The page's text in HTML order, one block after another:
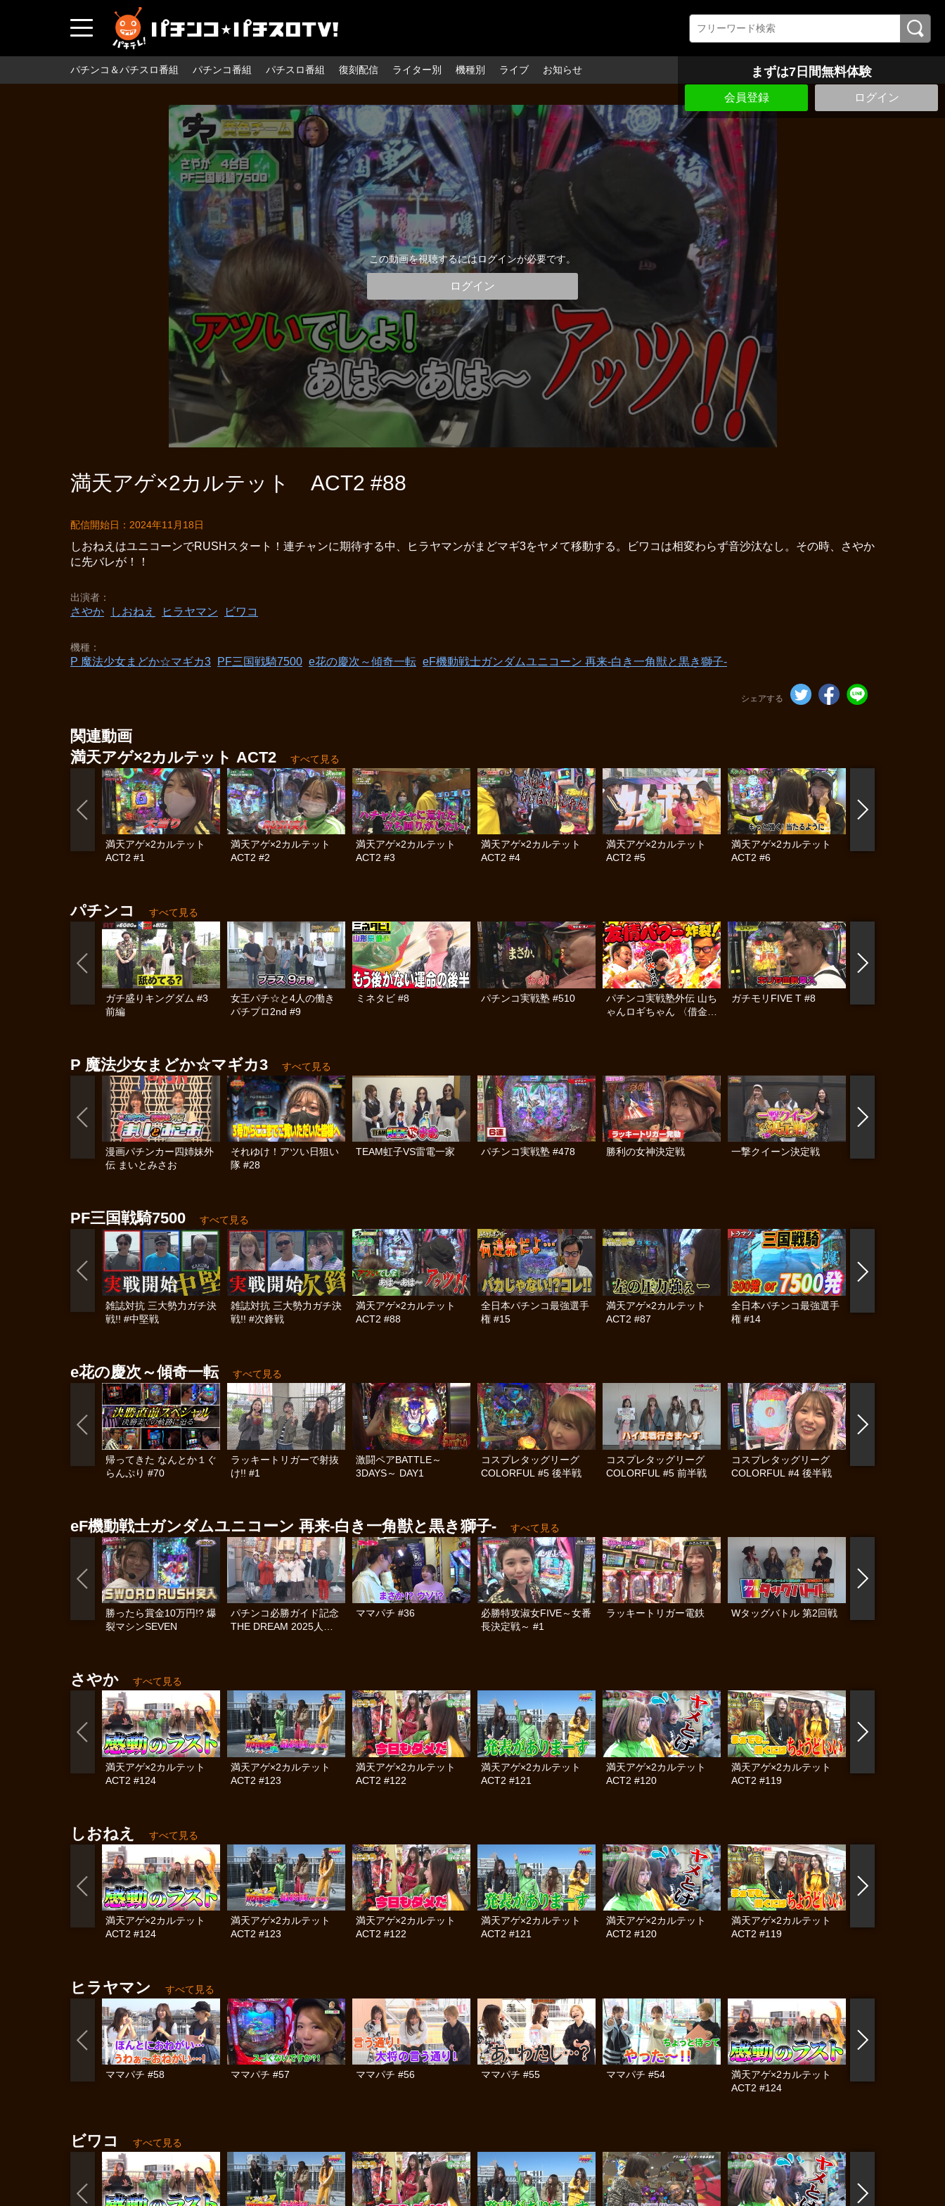
パチンコ＆パチスロ番組 パチンコ番組 パチスロ番組 復刻配信 ライター別 機種別 ライブ お知らせ まずは7日間無料体験
会員登録 ログイン
この動画を視聴するにはログインが必要です。
ログイン
満天アゲ×2カルテット ACT2 #88
配信開始日：2024年11月18日
しおねえはユニコーンでRUSHスタート！連チャンに期待する中、ヒラヤマンがまどマギ3をヤメて移動する。ビワコは相変わらず音沙汰なし。その時、さやか
に先バレが！！
出演者
さやか しおねえ ヒラヤマン ビワコ
機種
P 魔法少女まどか☆マギカ3 PF三国戦騎7500 e花の慶次～傾奇一転 eF機動戦士ガンダムユニコーン 再来‐白き一角獣と黒き獅子‐
シェアする
関連動画
満天アゲ×2カルテット ACT2
すべて見る
満天アゲ×2カルテット
ACT2 #1
満天アゲ×2カルテット
ACT2 #2
満天アゲ×2カルテット
ACT2 #3
満天アゲ×2カルテット
ACT2 #4
満天アゲ×2カルテット
ACT2 #5
満天アゲ×2カルテット
ACT2 #6
パチンコ すべて見る
ガチ盛りキングダム #3
前編
女王パチ☆と4人の働き
パチプロ2nd #9
ミネタビ #8 パチンコ実戦塾 #510
パチンコ実戦塾外伝 山ち
ゃんロギちゃん 〈借金返
ガチモリFIVE T #8
P 魔法少女まどか☆マギカ3 すべて見る
漫画パチンカー四姉妹外
伝 まいとみさお
それゆけ！アツい日狙い
隊 #28
TEAM虹子VS雷電一家 パチンコ実戦塾 #478 勝利の女神決定戦 一撃クイーン決定戦
PF三国戦騎7500 すべて見る
雑誌対抗 三大勢力ガチ決
戦!! #中堅戦
雑誌対抗 三大勢力ガチ決
戦!! #次鋒戦
満天アゲ×2カルテット
ACT2 #88
全日本パチンコ最強選手
権 #15
満天アゲ×2カルテット
ACT2 #87
全日本パチンコ最強選手
権 #14
e花の慶次～傾奇一転 すべて見る
帰ってきた なんとか１ぐ
らんぷり #70
ラッキートリガーで射抜
け!! #1
激闘ペアBATTLE～
3DAYS～ DAY1
コスプレタッグリーグ
COLORFUL #5 後半戦
コスプレタッグリーグ
COLORFUL #5 前半戦
コスプレタッグリーグ
COLORFUL #4 後半戦
eF機動戦士ガンダムユニコーン 再来‐白き一角獣と黒き獅子‐ すべて見る
勝ったら賞金10万円!? 爆
裂マシンSEVEN
パチンコ必勝ガイド記念
THE DREAM 2025人気×
ママパチ #36
必勝特攻淑女FIVE～女番
長決定戦～ #1
ラッキートリガー電鉄 Wタッグバトル 第2回戦
さやか すべて見る
満天アゲ×2カルテット
ACT2 #124
満天アゲ×2カルテット
ACT2 #123
満天アゲ×2カルテット
ACT2 #122
満天アゲ×2カルテット
ACT2 #121
満天アゲ×2カルテット
ACT2 #120
満天アゲ×2カルテット
ACT2 #119
しおねえ すべて見る
満天アゲ×2カルテット
ACT2 #124
満天アゲ×2カルテット
ACT2 #123
満天アゲ×2カルテット
ACT2 #122
満天アゲ×2カルテット
ACT2 #121
満天アゲ×2カルテット
ACT2 #120
満天アゲ×2カルテット
ACT2 #119
ヒラヤマン すべて見る
ママパチ #58 ママパチ #57 ママパチ #56 ママパチ #55 ママパチ #54
満天アゲ×2カルテット
ACT2 #124
ビワコ すべて見る